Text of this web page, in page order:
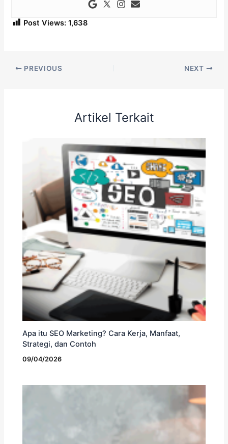
Post Views: 1,638
PREVIOUS NEXT
Artikel Terkait
Apa itu SEO Marketing? Cara Kerja, Manfaat,
Strategi, dan Contoh
09/04/2026